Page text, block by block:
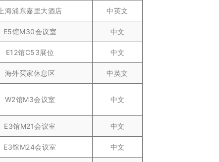
上海浦东嘉里大酒店 中英文
E5馆M30会议室 中文
E12馆C53展位 中文
海外买家休息区 中英文
W2馆M3会议室 中文
E3馆M21会议室 中文
E3馆M24会议室 中文